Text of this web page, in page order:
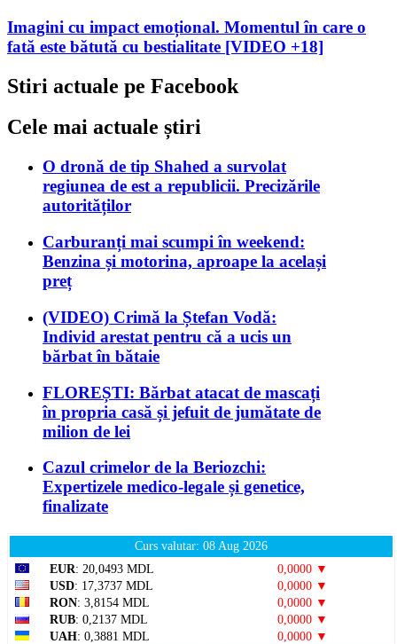
Imagini cu impact emoțional. Momentul în care o
fată este bătută cu bestialitate [VIDEO +18]
Stiri actuale pe Facebook
Cele mai actuale știri
O dronă de tip Shahed a survolat
regiunea de est a republicii. Precizările
autorităților
Carburanți mai scumpi în weekend:
Benzina și motorina, aproape la același
preț
(VIDEO) Crimă la Ștefan Vodă:
Individ arestat pentru că a ucis un
bărbat în bătaie
FLOREȘTI: Bărbat atacat de mascați
în propria casă și jefuit de jumătate de
milion de lei
Cazul crimelor de la Beriozchi:
Expertizele medico-legale și genetice,
finalizate
Curs valutar: 08 Aug 2026
EUR: 20,0493 MDL
0,0000 ▼
USD: 17,3737 MDL
0,0000 ▼
RON: 3,8154 MDL
0,0000 ▼
RUB: 0,2137 MDL
0,0000 ▼
UAH: 0,3881 MDL
0,0000 ▼